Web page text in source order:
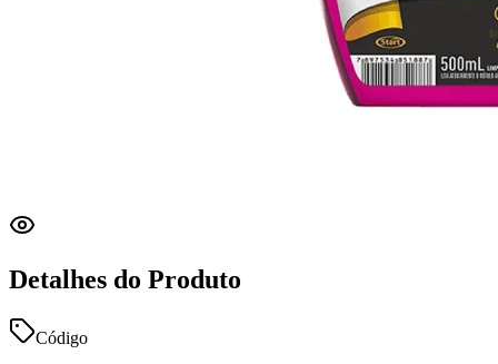
Detalhes do Produto
Código